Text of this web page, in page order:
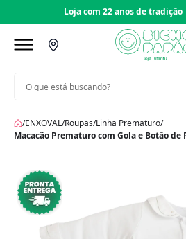
Loja com 22 anos de tradição
/ENXOVAL/Roupas/Linha Prematuro/
Macacão Prematuro com Gola e Botão de